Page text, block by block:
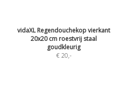
vidaXL Regendouchekop vierkant
20x20 cm roestvrij staal
goudkleurig
€ 20,-